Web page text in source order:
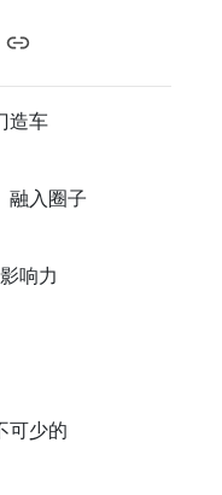
造车
融入圈子
响力
可少的